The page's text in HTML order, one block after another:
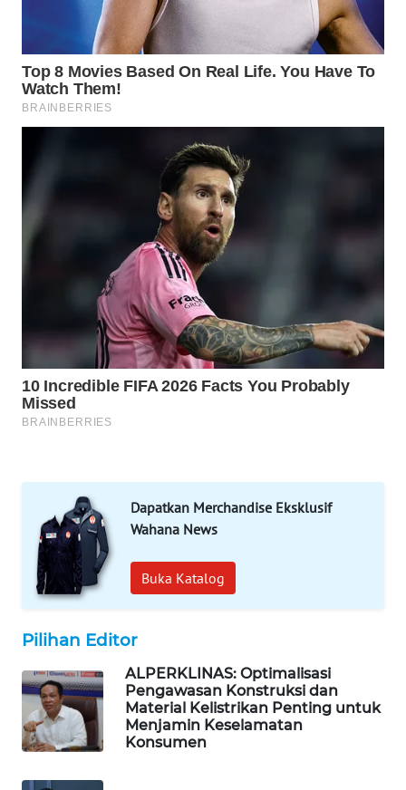
Dapatkan Merchandise Eksklusif
Wahana News
Buka Katalog
Pilihan Editor
ALPERKLINAS: Optimalisasi
Pengawasan Konstruksi dan
Material Kelistrikan Penting untuk
Menjamin Keselamatan
Konsumen
JURNAL
MARITIM
ENERGI
CILEUNGSI
NEWS
BERAMPU
NEWS
ANUGERAH
AKHLAK
ID
PERAPKI